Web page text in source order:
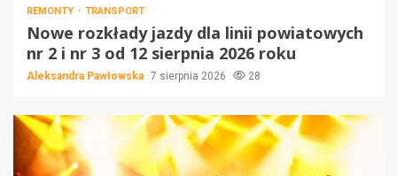
REMONTY TRANSPORT
Nowe rozkłady jazdy dla linii powiatowych
nr 2 i nr 3 od 12 sierpnia 2026 roku
Aleksandra Pawłowska 7 sierpnia 2026 28